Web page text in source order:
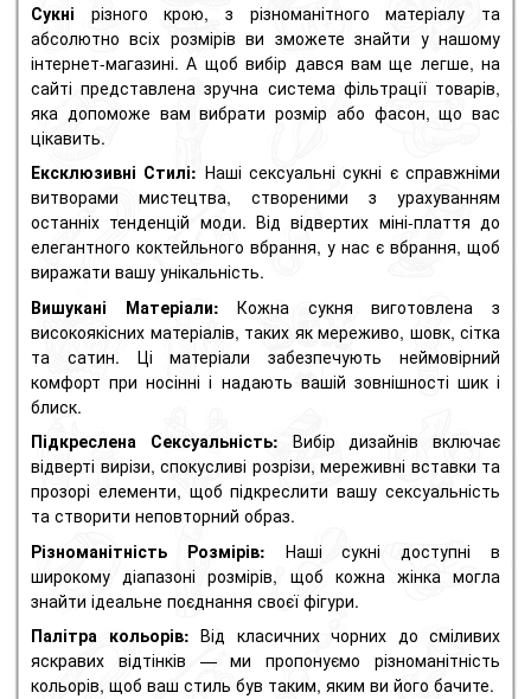
Сукні різного крою, з різноманітного матеріалу та
абсолютно всіх розмірів ви зможете знайти у нашому
інтернет-магазині. А щоб вибір дався вам ще легше, на
сайті представлена ​​зручна система фільтрації товарів,
яка допоможе вам вибрати розмір або фасон, що вас
цікавить.
Ексклюзивні Стилі: Наші сексуальні сукні є справжніми
витворами мистецтва, створеними з урахуванням
останніх тенденцій моди. Від відвертих міні-плаття до
елегантного коктейльного вбрання, у нас є вбрання, щоб
виражати вашу унікальність.
Вишукані Матеріали: Кожна сукня виготовлена ​​з
високоякісних матеріалів, таких як мереживо, шовк, сітка
та сатин. Ці матеріали забезпечують неймовірний
комфорт при носінні і надають вашій зовнішності шик і
блиск.
Підкреслена Сексуальність: Вибір дизайнів включає
відверті вирізи, спокусливі розрізи, мереживні вставки та
прозорі елементи, щоб підкреслити вашу сексуальність
та створити неповторний образ.
Різноманітність Розмірів: Наші сукні доступні в
широкому діапазоні розмірів, щоб кожна жінка могла
знайти ідеальне поєднання своєї фігури.
Палітра кольорів: Від класичних чорних до сміливих
яскравих відтінків — ми пропонуємо різноманітність
кольорів, щоб ваш стиль був таким, яким ви його бачите.